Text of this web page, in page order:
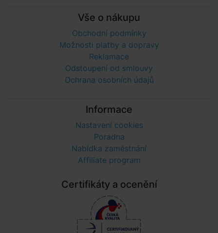
Vše o nákupu
Obchodní podmínky
Možnosti platby a dopravy
Reklamace
Odstoupení od smlouvy
Ochrana osobních údajů
Informace
Nastavení cookies
Poradna
Nabídka zaměstnání
Affiliate program
Certifikáty a ocenění